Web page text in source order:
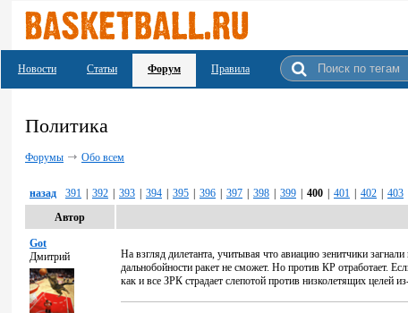
Новости Статьи Форум Правила
Политика
Форумы Обо всем
назад 391 392 393 394 395 396 397 398 399 400 401 402 403
Автор
Got
Дмитрий
На взгляд дилетанта, учитывая что авиацию зенитчики
дальнобойности ракет не сможет. Но против КР отработает.
как и все ЗРК страдает слепотой против низколетящих